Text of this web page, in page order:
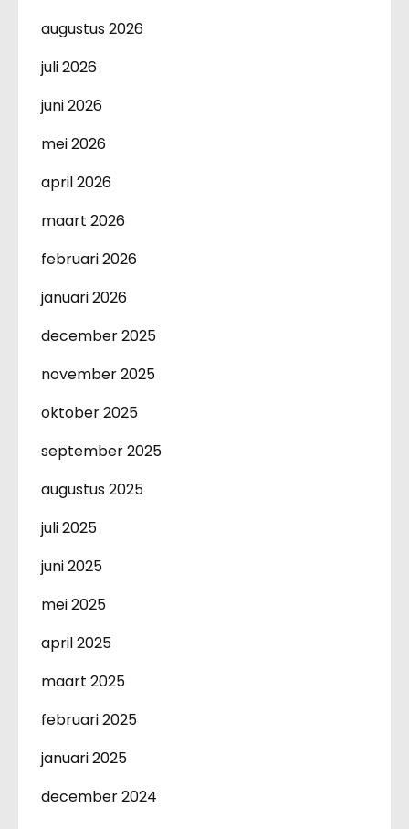
augustus 2026
juli 2026
juni 2026
mei 2026
april 2026
maart 2026
februari 2026
januari 2026
december 2025
november 2025
oktober 2025
september 2025
augustus 2025
juli 2025
juni 2025
mei 2025
april 2025
maart 2025
februari 2025
januari 2025
december 2024